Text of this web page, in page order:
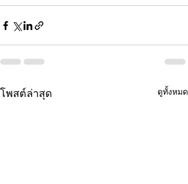
โพสต์ล่าสุด ดูทั้งหมด